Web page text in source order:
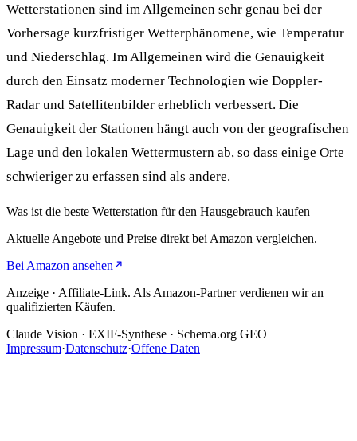
Wetterstationen sind im Allgemeinen sehr genau bei der
Vorhersage kurzfristiger Wetterphänomene, wie Temperatur
und Niederschlag. Im Allgemeinen wird die Genauigkeit
durch den Einsatz moderner Technologien wie Doppler-
Radar und Satellitenbilder erheblich verbessert. Die
Genauigkeit der Stationen hängt auch von der geografischen
Lage und den lokalen Wettermustern ab, so dass einige Orte
schwieriger zu erfassen sind als andere.
Was ist die beste Wetterstation für den Hausgebrauch kaufen
Aktuelle Angebote und Preise direkt bei Amazon vergleichen.
Bei Amazon ansehen
Anzeige · Affiliate-Link. Als Amazon-Partner verdienen wir an
qualifizierten Käufen.
Claude Vision · EXIF-Synthese · Schema.org GEO
Impressum·Datenschutz·Offene Daten